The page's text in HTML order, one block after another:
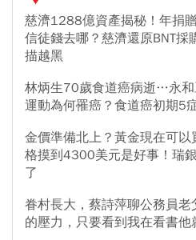
慈濟1288億資產揭秘！年捐
信徒錢去哪？慈濟還原BNT採
描越黑
林炳生70歲食道癌病逝…永
運動為何罹癌？食道癌初期5
金價準備北上？黃金現在可
格摸到4300美元是好事！瑞
了
眷村長大，蔡詩萍聊公務員
的壓力，只要看到我在看書他